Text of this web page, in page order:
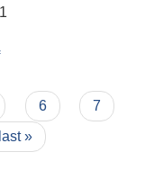
6
7
last »